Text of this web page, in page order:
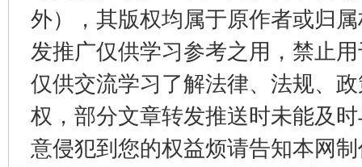
外），其版权均属于原作者或归
发推广仅供学习参考之用，禁止
仅供交流学习了解法律、法规、
权，部分文章转发推送时未能及
意侵犯到您的权益烦请告知本网
千年窑火 生生不息 一